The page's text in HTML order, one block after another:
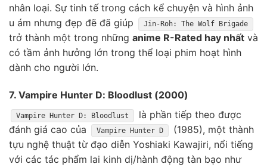
nhân loại. Sự tinh tế trong cách kể chuyện và hình ảnh
u ám nhưng đẹp đẽ đã giúp
Jin-Roh: The Wolf Brigade
trở thành một trong những anime R-Rated hay nhất và
có tầm ảnh hưởng lớn trong thể loại phim hoạt hình
dành cho người lớn.
7. Vampire Hunter D: Bloodlust (2000)
Vampire Hunter D: Bloodlust
là phần tiếp theo được
đánh giá cao của
Vampire Hunter D
(1985), một thành
tựu nghệ thuật từ đạo diễn Yoshiaki Kawajiri, nổi tiếng
với các tác phẩm lai kinh dị/hành động tàn bạo như